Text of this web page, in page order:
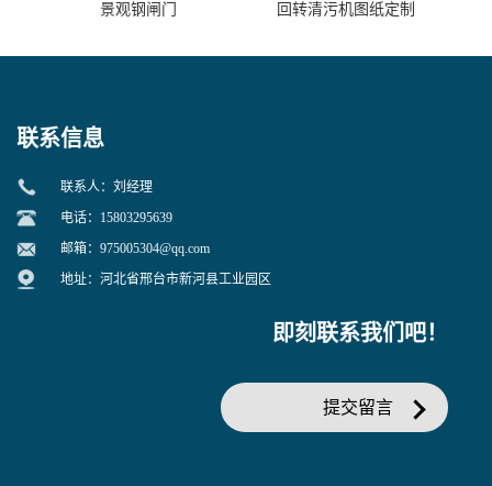
景观钢闸门 回转清污机图纸定制
联系信息
联系人：刘经理
电话：15803295639
邮箱： 975005304@qq.com
地址：河北省邢台市新河县工业园区
即刻联系我们吧！
提交留言